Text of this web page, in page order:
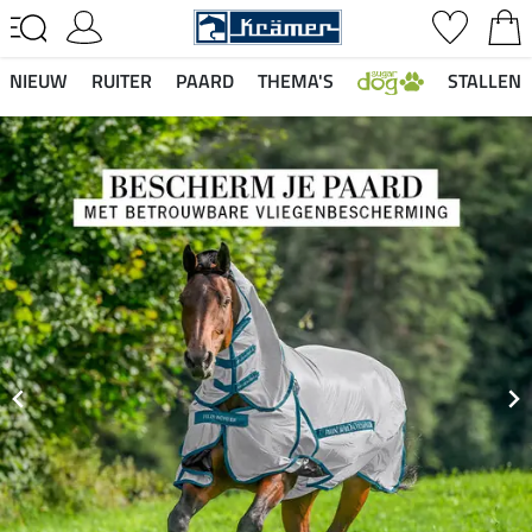
NIEUW RUITER PAARD THEMA'S STALLEN